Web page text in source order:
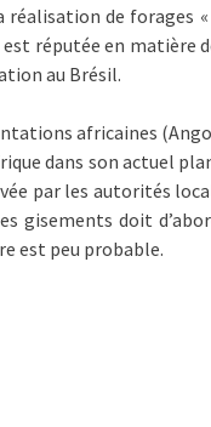
de forages
réputée en matière
au Brésil.
africaines
dans son actuel
par les autorités
gisements doit
est peu probable.